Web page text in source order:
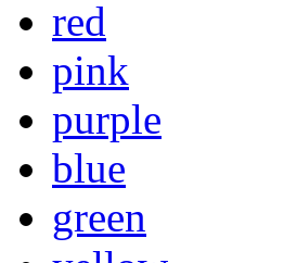
red
pink
purple
blue
green